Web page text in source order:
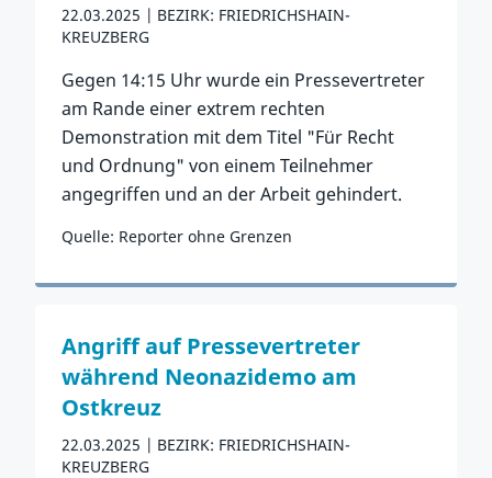
22.03.2025
BEZIRK: FRIEDRICHSHAIN-
KREUZBERG
Gegen 14:15 Uhr wurde ein Pressevertreter
am Rande einer extrem rechten
Demonstration mit dem Titel "Für Recht
und Ordnung" von einem Teilnehmer
angegriffen und an der Arbeit gehindert.
Quelle: Reporter ohne Grenzen
Zum Vorfall
Angriff auf Pressevertreter
während Neonazidemo am
Ostkreuz
22.03.2025
BEZIRK: FRIEDRICHSHAIN-
KREUZBERG